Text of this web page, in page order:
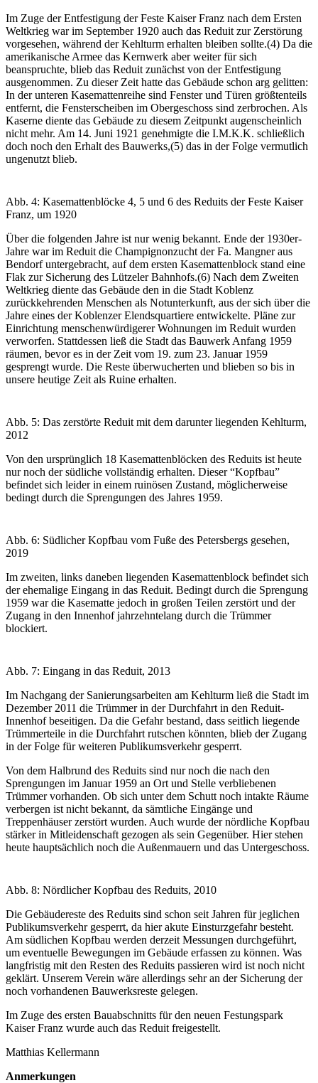
Im Zuge der Entfestigung der Feste Kaiser Franz nach dem Ersten
Weltkrieg war im September 1920 auch das Reduit zur Zerstörung
vorgesehen, während der Kehlturm erhalten bleiben sollte.(4) Da die
amerikanische Armee das Kernwerk aber weiter für sich
beanspruchte, blieb das Reduit zunächst von der Entfestigung
ausgenommen. Zu dieser Zeit hatte das Gebäude schon arg gelitten:
In der unteren Kasemattenreihe sind Fenster und Türen größtenteils
entfernt, die Fensterscheiben im Obergeschoss sind zerbrochen. Als
Kaserne diente das Gebäude zu diesem Zeitpunkt augenscheinlich
nicht mehr. Am 14. Juni 1921 genehmigte die I.M.K.K. schließlich
doch noch den Erhalt des Bauwerks,(5) das in der Folge vermutlich
ungenutzt blieb.
Abb. 4: Kasemattenblöcke 4, 5 und 6 des Reduits der Feste Kaiser
Franz, um 1920
Über die folgenden Jahre ist nur wenig bekannt. Ende der 1930er-
Jahre war im Reduit die Champignonzucht der Fa. Mangner aus
Bendorf untergebracht, auf dem ersten Kasemattenblock stand eine
Flak zur Sicherung des Lützeler Bahnhofs.(6) Nach dem Zweiten
Weltkrieg diente das Gebäude den in die Stadt Koblenz
zurückkehrenden Menschen als Notunterkunft, aus der sich über die
Jahre eines der Koblenzer Elendsquartiere entwickelte. Pläne zur
Einrichtung menschenwürdigerer Wohnungen im Reduit wurden
verworfen. Stattdessen ließ die Stadt das Bauwerk Anfang 1959
räumen, bevor es in der Zeit vom 19. zum 23. Januar 1959
gesprengt wurde. Die Reste überwucherten und blieben so bis in
unsere heutige Zeit als Ruine erhalten.
Abb. 5: Das zerstörte Reduit mit dem darunter liegenden Kehlturm,
2012
Von den ursprünglich 18 Kasemattenblöcken des Reduits ist heute
nur noch der südliche vollständig erhalten. Dieser “Kopfbau”
befindet sich leider in einem ruinösen Zustand, möglicherweise
bedingt durch die Sprengungen des Jahres 1959.
Abb. 6: Südlicher Kopfbau vom Fuße des Petersbergs gesehen,
2019
Im zweiten, links daneben liegenden Kasemattenblock befindet sich
der ehemalige Eingang in das Reduit. Bedingt durch die Sprengung
1959 war die Kasematte jedoch in großen Teilen zerstört und der
Zugang in den Innenhof jahrzehntelang durch die Trümmer
blockiert.
Abb. 7: Eingang in das Reduit, 2013
Im Nachgang der Sanierungsarbeiten am Kehlturm ließ die Stadt im
Dezember 2011 die Trümmer in der Durchfahrt in den Reduit-
Innenhof beseitigen. Da die Gefahr bestand, dass seitlich liegende
Trümmerteile in die Durchfahrt rutschen könnten, blieb der Zugang
in der Folge für weiteren Publikumsverkehr gesperrt.
Von dem Halbrund des Reduits sind nur noch die nach den
Sprengungen im Januar 1959 an Ort und Stelle verbliebenen
Trümmer vorhanden. Ob sich unter dem Schutt noch intakte Räume
verbergen ist nicht bekannt, da sämtliche Eingänge und
Treppenhäuser zerstört wurden. Auch wurde der nördliche Kopfbau
stärker in Mitleidenschaft gezogen als sein Gegenüber. Hier stehen
heute hauptsächlich noch die Außenmauern und das Untergeschoss.
Abb. 8: Nördlicher Kopfbau des Reduits, 2010
Die Gebäudereste des Reduits sind schon seit Jahren für jeglichen
Publikumsverkehr gesperrt, da hier akute Einsturzgefahr besteht.
Am südlichen Kopfbau werden derzeit Messungen durchgeführt,
um eventuelle Bewegungen im Gebäude erfassen zu können. Was
langfristig mit den Resten des Reduits passieren wird ist noch nicht
geklärt. Unserem Verein wäre allerdings sehr an der Sicherung der
noch vorhandenen Bauwerksreste gelegen.
Im Zuge des ersten Bauabschnitts für den neuen Festungspark
Kaiser Franz wurde auch das Reduit freigestellt.
Matthias Kellermann
Anmerkungen